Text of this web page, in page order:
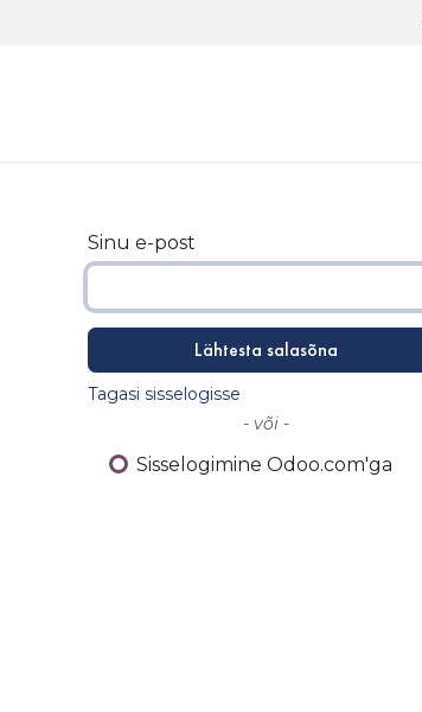
Sinu e-post
Lähtesta salasõna
Tagasi sisselogisse
- või -
Sisselogimine Odoo.com'ga